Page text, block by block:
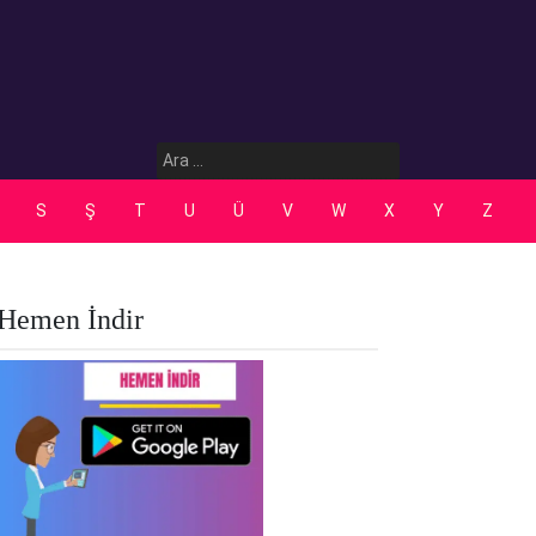
Arama:
S Ş T U Ü V W X Y Z
İndir